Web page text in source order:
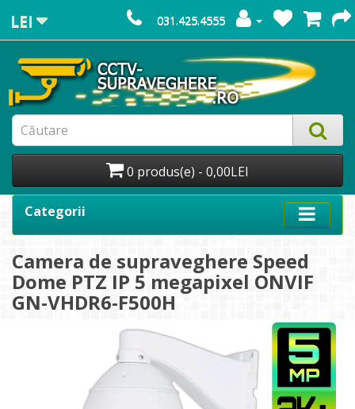
LEI 031.425.4555
0 produs(e) - 0,00LEI
Categorii
Camera de supraveghere Speed
Dome PTZ IP 5 megapixel ONVIF
GN-VHDR6-F500H